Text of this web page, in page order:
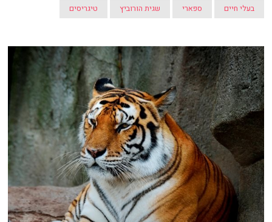
בעלי חיים ספארי שגית הורוביץ טיגריסים